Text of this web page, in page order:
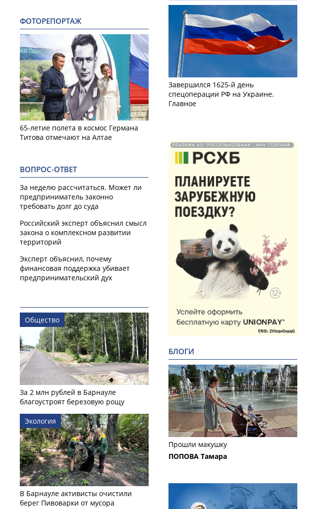
ФОТОРЕПОРТАЖ
65-летие полета в космос Германа
Титова отмечают на Алтае
ВОПРОС-ОТВЕТ
За неделю рассчитаться. Может ли
предприниматель законно
требовать долг до суда
Российский эксперт объяснил смысл
закона о комплексном развитии
территорий
Эксперт объяснил, почему
финансовая поддержка убивает
предпринимательский дух
Общество
За 2 млн рублей в Барнауле
благоустроят березовую рощу
Экология
В Барнауле активисты очистили
берег Пивоварки от мусора
Завершился 1625-й день
спецоперации РФ на Украине.
Главное
РЕКЛАМА АО "РОССЕЛЬХОЗБАНК". ИНН 772511448.
БЛОГИ
Прошли макушку
ПОПОВА Тамара